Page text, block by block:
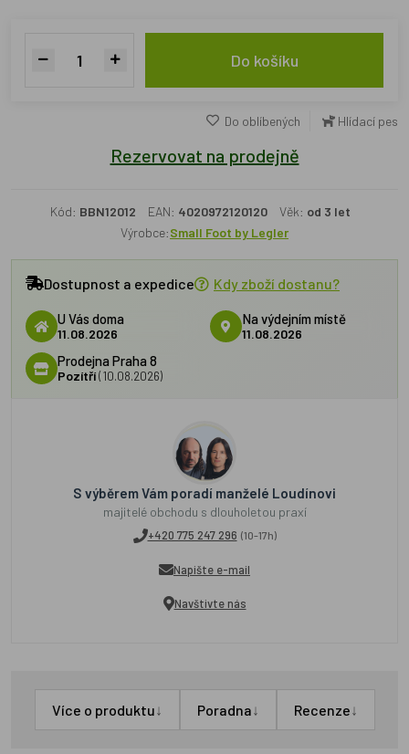
Do košíku
Do oblíbených Hlídací pes
Rezervovat na prodejně
Kód: BBN12012 EAN: 4020972120120 Věk: od 3 let
Výrobce:Small Foot by Legler
Dostupnost a expedice Kdy zboží dostanu?
U Vás doma
11.08.2026
Na výdejním místě
11.08.2026
Prodejna Praha 8
Pozítří(10.08.2026)
S výběrem Vám poradí manželé Loudínovi
majitelé obchodu s dlouholetou praxí
+420 775 247 296 (10-17h)
Napište e-mail
Navštivte nás
Více o produktu↓ Poradna↓ Recenze↓